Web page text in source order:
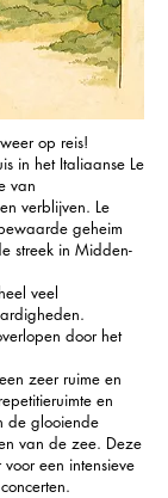
op reis!
in het Italiaanse Le
van
verblijven. Le
geheim
streek in Midden-
veel
door het
zeer ruime en
en
de glooiende
van de zee. Deze
een intensieve